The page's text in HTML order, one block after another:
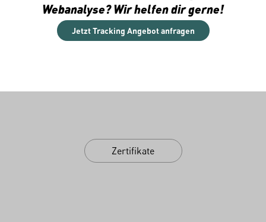
Webanalyse? Wir helfen dir gerne!
Jetzt Tracking Angebot anfragen
Zertifikate